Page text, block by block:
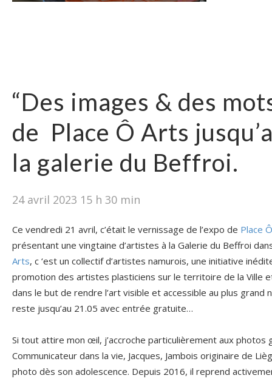
“Des images & des
de Place Ô Arts
la galerie du Beffroi.
24 avril 2023 15 h 30 min
Ce vendredi 21 avril, c’était le vernissage de l’expo de Place
présentant une vingtaine d’artistes à la Galerie du Beffroi
Arts, c ‘est un collectif d’artistes namurois, une initiative
promotion des artistes plasticiens sur le territoire de la Ville
dans le but de rendre l’art visible et accessible au plus grand
reste jusqu’au 21.05 avec entrée gratuite…
Si tout attire mon œil, j’accroche particulièrement aux photos
Communicateur dans la vie, Jacques, Jambois originaire de
photo dès son adolescence. Depuis 2016, il reprend